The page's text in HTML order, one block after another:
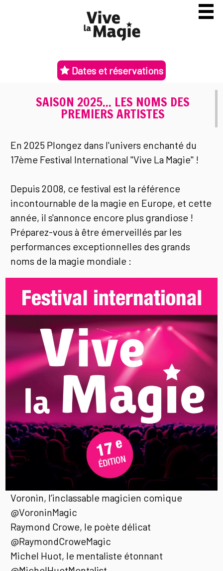
Dates et réservations
SAISON 2025... LES NOMS DES
PREMIERS ARTISTES
En 2025 Plongez dans l'univers enchanté du
17ème Festival International "Vive La Magie" !
Depuis 2008, ce festival est la référence
incontournable de la magie en Europe, et cette
année, il s'annonce encore plus grandiose !
Préparez-vous à être émerveillés par les
performances exceptionnelles des grands
noms de la magie mondiale :
Voronin, l’inclassable magicien comique
@VoroninMagic
Raymond Crowe, le poète délicat
@RaymondCroweMagic
Michel Huot, le mentaliste étonnant